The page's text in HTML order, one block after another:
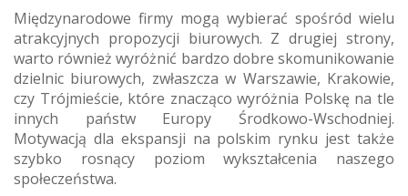
Międzynarodowe firmy mogą wybierać spośród wielu
atrakcyjnych propozycji biurowych. Z drugiej strony,
warto również wyróżnić bardzo dobre skomunikowanie
dzielnic biurowych, zwłaszcza w Warszawie, Krakowie,
czy Trójmieście, które znacząco wyróżnia Polskę na tle
innych państw Europy Środkowo-Wschodniej.
Motywacją dla ekspansji na polskim rynku jest także
szybko rosnący poziom wykształcenia naszego
społeczeństwa.